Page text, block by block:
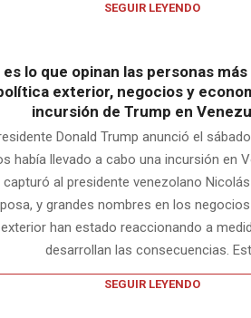
SEGUIR LEYENDO
es lo que opinan las personas
exterior, negocios y
incursión de Trump en
Donald Trump anunció el
había llevado a cabo una incursión en
capturó al presidente venezolano
y grandes nombres en los
exterior han estado reaccionando a
desarrollan las consecuencias.
SEGUIR LEYENDO